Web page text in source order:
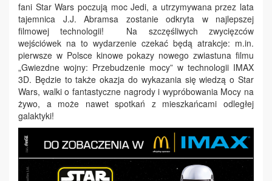
fani Star Wars poczują moc Jedi, a utrzymywana przez lata
tajemnica J.J. Abramsa zostanie odkryta w najlepszej
filmowej technologii! Na szczęśliwych zwycięzców
wejściówek na to wydarzenie czekać będą atrakcje: m.in.
pierwsze w Polsce kinowe pokazy nowego zwiastuna filmu
„Gwiezdne wojny: Przebudzenie mocy” w technologii IMAX
3D. Będzie to także okazja do wykazania się wiedzą o Star
Wars, walki o fantastyczne nagrody i wypróbowania Mocy na
żywo, a może nawet spotkań z mieszkańcami odległej
galaktyki!